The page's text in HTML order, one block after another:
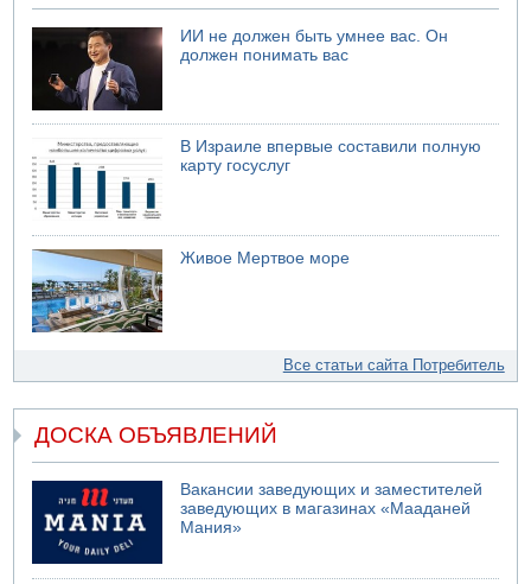
ИИ не должен быть умнее вас. Он
должен понимать вас
В Израиле впервые составили полную
карту госуслуг
Живое Мертвое море
Все статьи сайта Потребитель
ДОСКА ОБЪЯВЛЕНИЙ
Вакансии заведующих и заместителей
заведующих в магазинах «Мааданей
Мания»